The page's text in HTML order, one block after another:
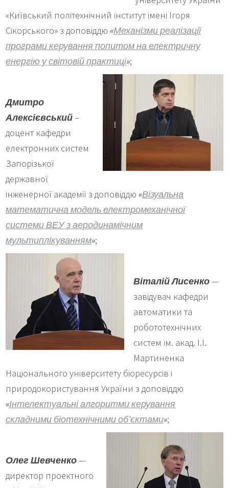
«Київський політехнічний інститут імені Ігоря
Сікорського» з доповіддю «Механізми реалізації
програми керування попитом на електричну
енергію у світовій практиці»;
Дмитро
Алексієвський–
доцент кафедри
електронних систем
Запорізької
державної
інженерної академії з доповіддю «Візуальна
математична модель електромеханічної
системи ВЕУ з аеродинамічним
мультиплікуванням»;
Віталій Лисенко—
завідувач кафедри
автоматики та
робототехнічних
систем ім. акад. І.І.
Мартиненка
Національного університету біоресурсів і
природокористування України з доповіддю
«Інтелектуальні алгоритми керування
складними біотехнічними об’єктами»;
Олег Шевченко—
директор проектного